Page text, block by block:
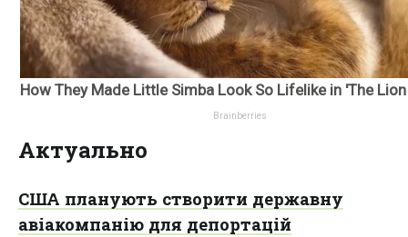
Актуально
США планують створити державну
авіакомпанію для депортацій